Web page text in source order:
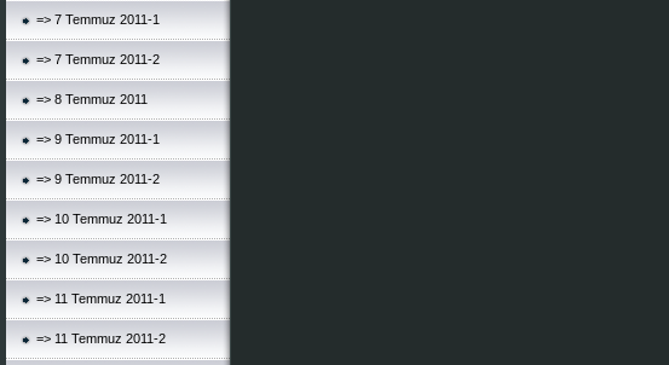
=> 7 Temmuz 2011-1
=> 7 Temmuz 2011-2
=> 8 Temmuz 2011
=> 9 Temmuz 2011-1
=> 9 Temmuz 2011-2
=> 10 Temmuz 2011-1
=> 10 Temmuz 2011-2
=> 11 Temmuz 2011-1
=> 11 Temmuz 2011-2